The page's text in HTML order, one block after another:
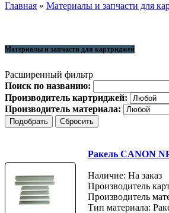
Главная » Материалы и запчасти для
Материалы и запчасти для картриджей
Расширенный фильтр
Поиск по названию:
Производитель картриджей:
Производитель материала:
Ракель CANON
Наличие: На заказ
Производитель
Производитель
Тип материала: